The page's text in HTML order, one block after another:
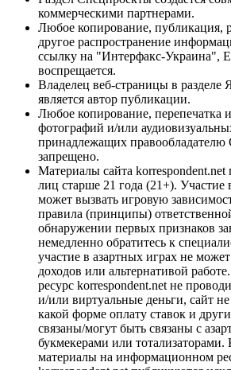
коммерческими партнерами.
Любое копирование, публикация,
другое распространение
ссылку на "Интерфакс-Украина",
воспрещается.
Владелец веб-страницы в разделе
является автор публикации.
Любое копирование, перепечатка
фотографий и/или
принадлежащих правообладателю
запрещено.
Материалы сайта korrespondent.net
лиц старше 21 года (21+). Участие
может вызвать игровую
правила (принципы)
обнаружении первых признаков
немедленно обратитесь к
участие в азартных играх не
доходов или альтернативой
ресурс korrespondent.net не
и/или виртуальные деньги, сайт
какой форме оплату ставок и
связаны/могут быть связаны с
букмекерами или тотализаторами.
материалы на информационном